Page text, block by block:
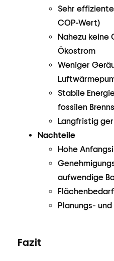
Sehr
COP-Wert)
Nahezu keine
Ökostrom
Weniger
Stabile
fossilen
Langfristig
Nachteile
Hohe
aufwendige
Planungs-
Fazit